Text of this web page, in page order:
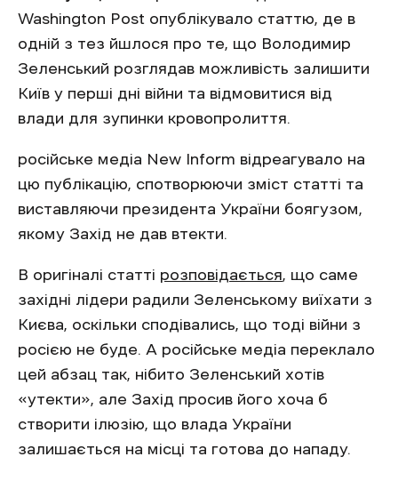
Washington Post опублікувало статтю, де в
одній з тез йшлося про те, що Володимир
Зеленський розглядав можливість залишити
Київ у перші дні війни та відмовитися від
влади для зупинки кровопролиття.
російське медіа New Inform відреагувало на
цю публікацію, спотворюючи зміст статті та
виставляючи президента України боягузом,
якому Захід не дав втекти.
В оригіналі статті розповідається, що саме
західні лідери радили Зеленському виїхати з
Києва, оскільки сподівались, що тоді війни з
росією не буде. А російське медіа переклало
цей абзац так, нібито Зеленський хотів
«утекти», але Захід просив його хоча б
створити ілюзію, що влада України
залишається на місці та готова до нападу.